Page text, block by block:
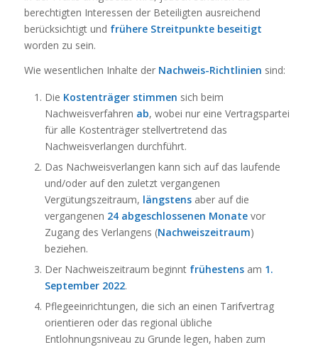
berechtigten Interessen der Beteiligten ausreichend
berücksichtigt und frühere Streitpunkte beseitigt
worden zu sein.
Wie wesentlichen Inhalte der Nachweis-Richtlinien sind:
Die Kostenträger stimmen sich beim
Nachweisverfahren ab, wobei nur eine Vertragspartei
für alle Kostenträger stellvertretend das
Nachweisverlangen durchführt.
Das Nachweisverlangen kann sich auf das laufende
und/oder auf den zuletzt vergangenen
Vergütungszeitraum, längstensaber auf die
vergangenen 24 abgeschlossenen Monatevor
Zugang des Verlangens (Nachweiszeitraum)
beziehen.
Der Nachweiszeitraum beginnt frühestensam 1.
September 2022.
Pflegeeinrichtungen, die sich an einen Tarifvertrag
orientieren oder das regional übliche
Entlohnungsniveau zu Grunde legen, haben zum